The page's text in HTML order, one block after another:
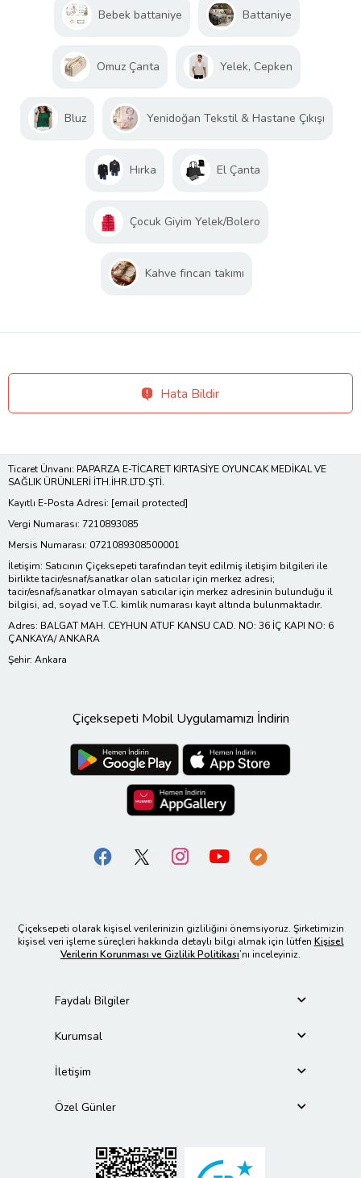
Bebek battaniye Battaniye
Omuz Çanta Yelek, Cepken
Bluz Yenidoğan Tekstil & Hastane Çıkışı
Hırka El Çanta
Çocuk Giyim Yelek/Bolero
Kahve fincan takımı
Hata Bildir
Ticaret Ünvanı: PAPARZA E-TİCARET KIRTASİYE OYUNCAK MEDİKAL VE
SAĞLIK ÜRÜNLERİ İTH.İHR.LTD.ŞTİ.
Kayıtlı E-Posta Adresi: [email protected]
Vergi Numarası: 7210893085
Mersis Numarası: 0721089308500001
İletişim: Satıcının Çiçeksepeti tarafından teyit edilmiş iletişim bilgileri ile
birlikte tacir/esnaf/sanatkar olan satıcılar için merkez adresi;
tacir/esnaf/sanatkar olmayan satıcılar için merkez adresinin bulunduğu il
bilgisi, ad, soyad ve T.C. kimlik numarası kayıt altında bulunmaktadır.
Adres: BALGAT MAH. CEYHUN ATUF KANSU CAD. NO: 36 İÇ KAPI NO: 6
ÇANKAYA/ ANKARA
Şehir: Ankara
Çiçeksepeti Mobil Uygulamamızı İndirin
Çiçeksepeti olarak kişisel verilerinizin gizliliğini önemsiyoruz. Şirketimizin
kişisel veri işleme süreçleri hakkında detaylı bilgi almak için lütfen Kişisel
Verilerin Korunması ve Gizlilik Politikası’nı inceleyiniz.
Faydalı Bilgiler
Kurumsal
İletişim
Özel Günler